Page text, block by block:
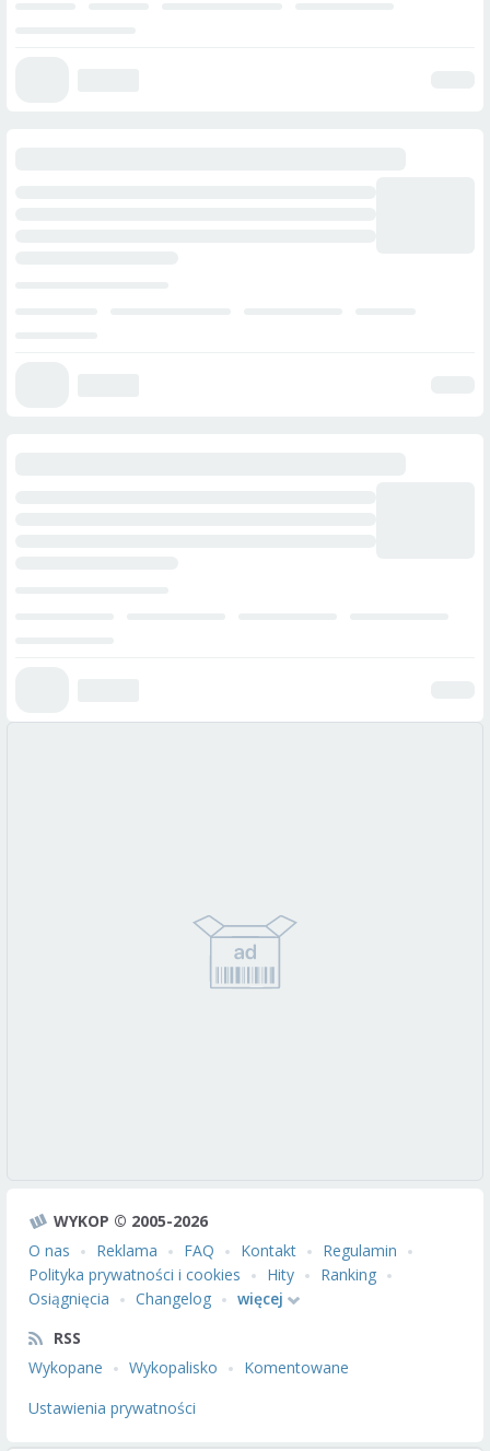
WYKOP © 2005-2026
O nas
Reklama FAQ Kontakt
Regulamin
Polityka prywatności i cookies
Hity
Ranking
Osiągnięcia
Changelog
więcej
RSS
Wykopane
Wykopalisko
Komentowane
Ustawienia prywatności